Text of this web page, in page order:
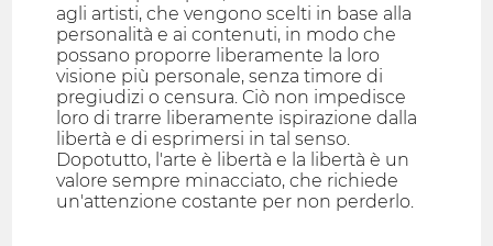
agli artisti, che vengono scelti in base alla
personalità e ai contenuti, in modo che
possano proporre liberamente la loro
visione più personale, senza timore di
pregiudizi o censura. Ciò non impedisce
loro di trarre liberamente ispirazione dalla
libertà e di esprimersi in tal senso.
Dopotutto, l'arte è libertà e la libertà è un
valore sempre minacciato, che richiede
un'attenzione costante per non perderlo.